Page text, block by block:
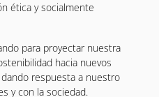
ética y socialmente
para proyectar nuestra
hacia nuevos
respuesta a nuestro
y con la sociedad.